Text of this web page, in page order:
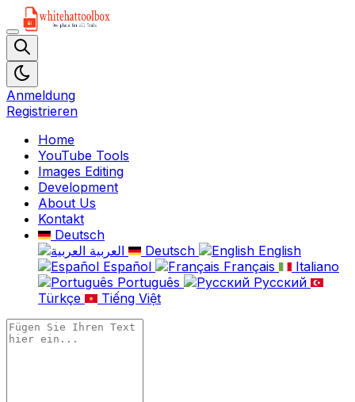
Anmeldung
Registrieren
Home
YouTube Tools
Images Editing
Development
About Us
Kontakt
Deutsch
Deutsch
English
Español
Français
Italiano
Português
Русский
Türkçe
Tiếng Việt